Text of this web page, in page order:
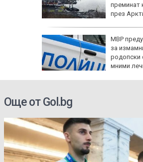
преминат
през
МВР
за
родопски
мними
Още от Gol.bg